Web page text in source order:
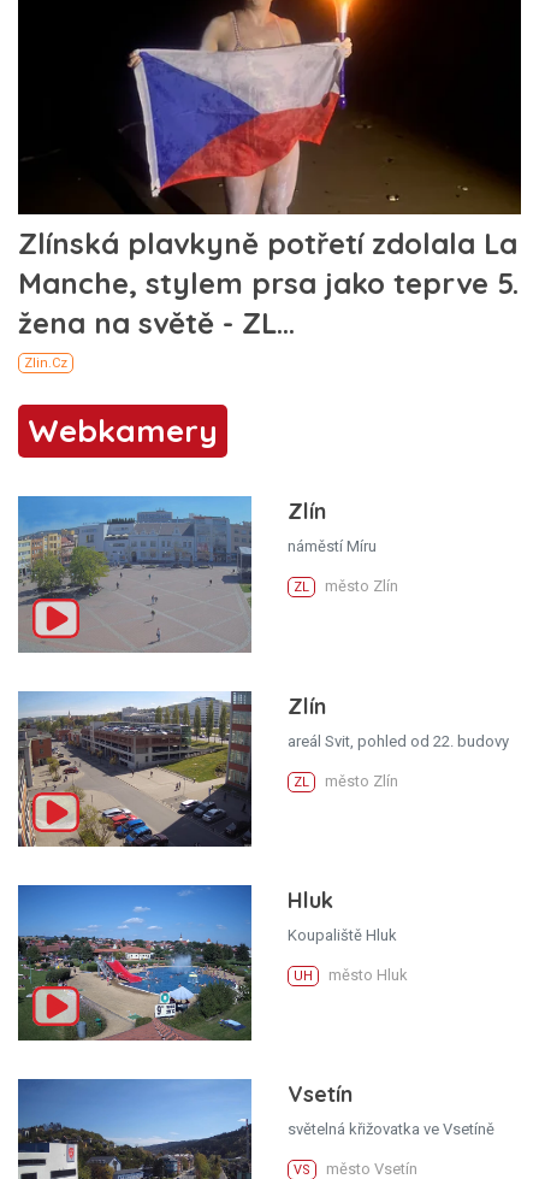
Webkamery
Zlín
náměstí Míru
ZL město Zlín
Zlín
areál Svit, pohled od 22. budovy
ZL město Zlín
Hluk
Koupaliště Hluk
UH město Hluk
Vsetín
světelná křižovatka ve Vsetíně
VS město Vsetín